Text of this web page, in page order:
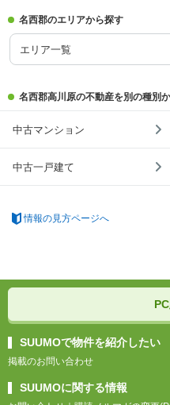
名西郡のエリアから探す
エリア一覧
名西郡高川原の不動産を別の種別
中古マンション
中古一戸建て
情報の見方ページへ
SUUMOで物件を紹介したい
掲載のお問い合わせ
SUUMOに関する情報